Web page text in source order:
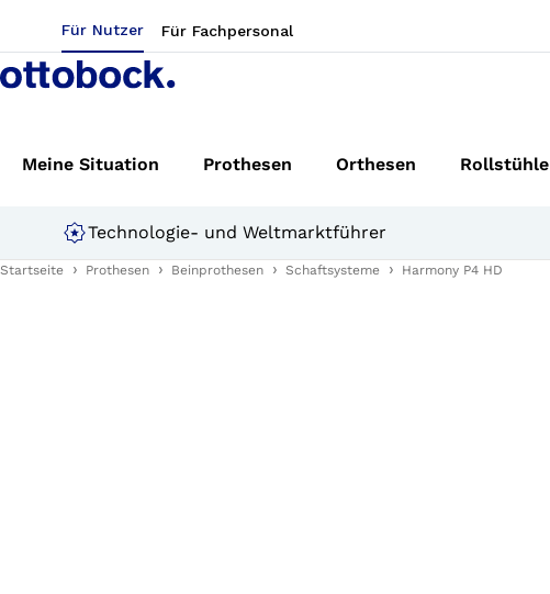
Für Nutzer Für Fachpersonal
Meine Situation Prothesen Orthesen Rollstühle
Technologie- und Weltmarktführer
Startseite Prothesen Beinprothesen Schaftsysteme Harmony P4 HD